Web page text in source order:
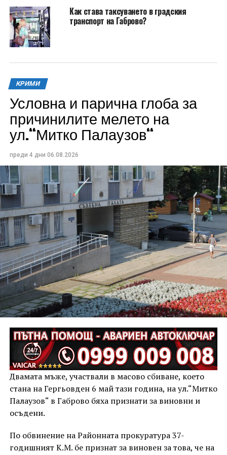
Как става таксуването в градския
транспорт на Габрово?
КРИМИ
Условна и парична глоба за
причинилите мелето на
ул.“Митко Палаузов“
преди 4 дни 06.08.2026
Двамата мъже, участвали в масово сбиване, което
стана на Гергьовден 6 май тази година, на ул.“Митко
Палаузов“ в Габрово бяха признати за виновни и
осъдени.
По обвинение на Районната прокуратура 37-
годишният К.М. бе признат за виновен за това, че на